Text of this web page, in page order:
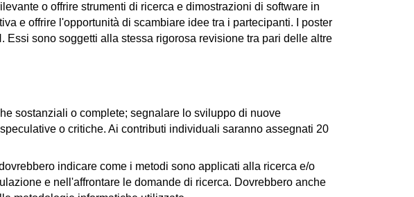
o offrire strumenti di ricerca e dimostrazioni di software in
e offrire l'opportunità di scambiare idee tra i partecipanti. I poster
sono soggetti alla stessa rigorosa revisione tra pari delle altre
sostanziali o complete; segnalare lo sviluppo di nuove
o critiche. Ai contributi individuali saranno assegnati 20
indicare come i metodi sono applicati alla ricerca e/o
e nell'affrontare le domande di ricerca. Dovrebbero anche